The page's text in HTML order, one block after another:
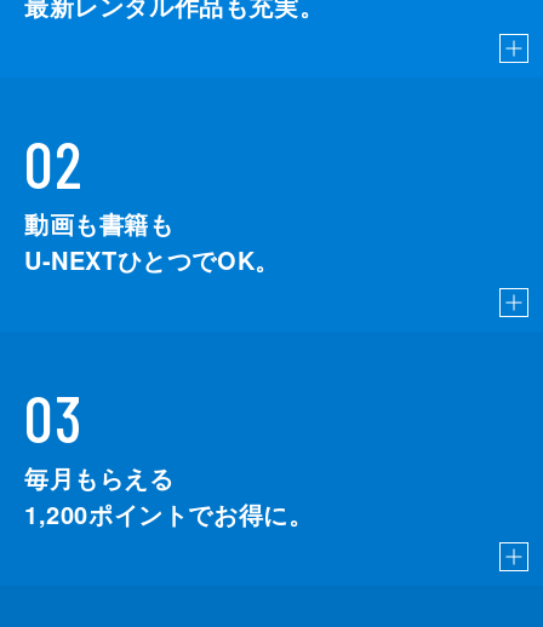
02
動画も書籍も
U-NEXTひとつでOK。
03
毎月もらえる
1,200ポイントでお得に。